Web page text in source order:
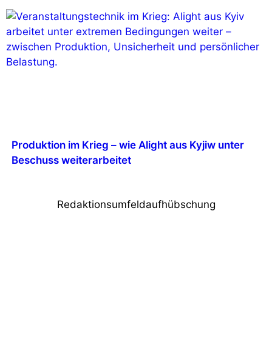
Produktion im Krieg – wie Alight aus Kyjiw unter
Beschuss weiterarbeitet
Redaktionsumfeldaufhübschung